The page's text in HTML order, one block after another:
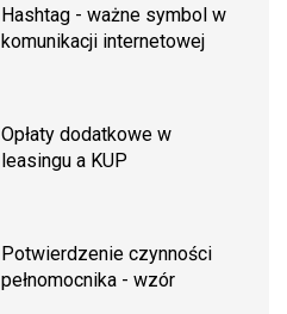
Hashtag - ważne symbol w
komunikacji internetowej
Opłaty dodatkowe w
leasingu a KUP
Potwierdzenie czynności
pełnomocnika - wzór